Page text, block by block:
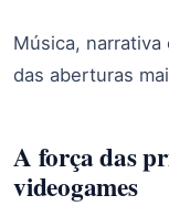
Música, narrativa
das aberturas
A força das
videogames